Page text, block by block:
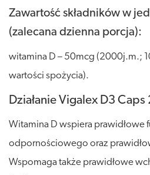
Zawartość składników w
(zalecana dzienna porcja):
witamina D – 50mcg (2000j.m.;
wartości spożycia).
Działanie Vigalex D3
Witamina D wspiera prawidłowe
odpornościowego oraz
Wspomaga także prawidłowe